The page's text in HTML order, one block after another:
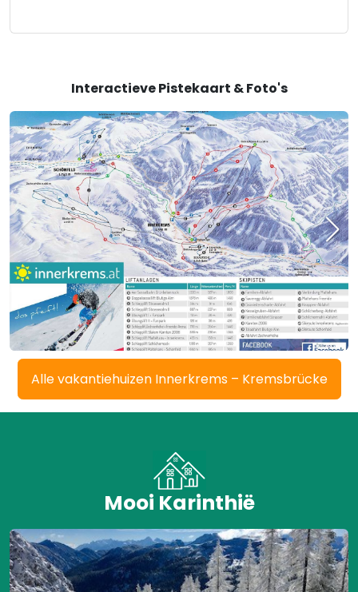
Interactieve Pistekaart & Foto's
Alle vakantiehuizen Innerkrems – Kremsbrücke
Mooi Karinthië